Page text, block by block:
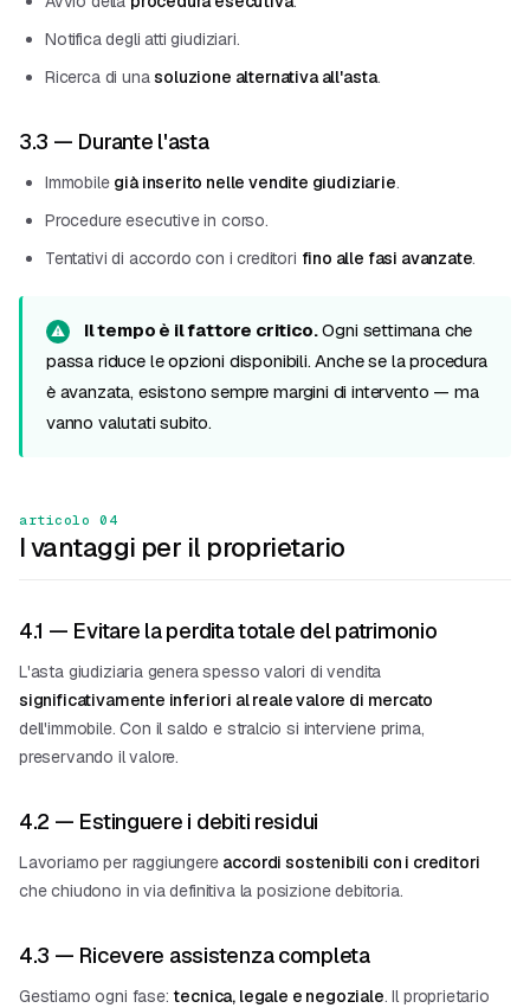
Notifica degli atti giudiziari.
Ricerca di unasoluzione alternativa all'asta.
3.3 — Durante l'asta
Immobile già inserito nelle vendite giudiziarie.
Procedure esecutive in corso.
Tentativi di accordo con i creditori fino alle fasi avanzate.
Il tempo è il fattore critico.Ogni settimana che
passa riduce le opzioni disponibili. Anche se la procedura
è avanzata, esistono sempre margini di intervento — ma
vanno valutati subito.
articolo 04
I vantaggi per il proprietario
4.1 — Evitare la perdita totale del patrimonio
L'asta giudiziaria genera spesso valori di vendita
significativamente inferiori al reale valore di mercato
dell'immobile. Con il saldo e stralcio si interviene prima,
preservando il valore.
4.2 — Estinguere i debiti residui
Lavoriamo per raggiungere accordi sostenibili con i creditori
che chiudono in via definitiva la posizione debitoria.
4.3 — Ricevere assistenza completa
Gestiamo ogni fase:tecnica, legale e negoziale. Il proprietario